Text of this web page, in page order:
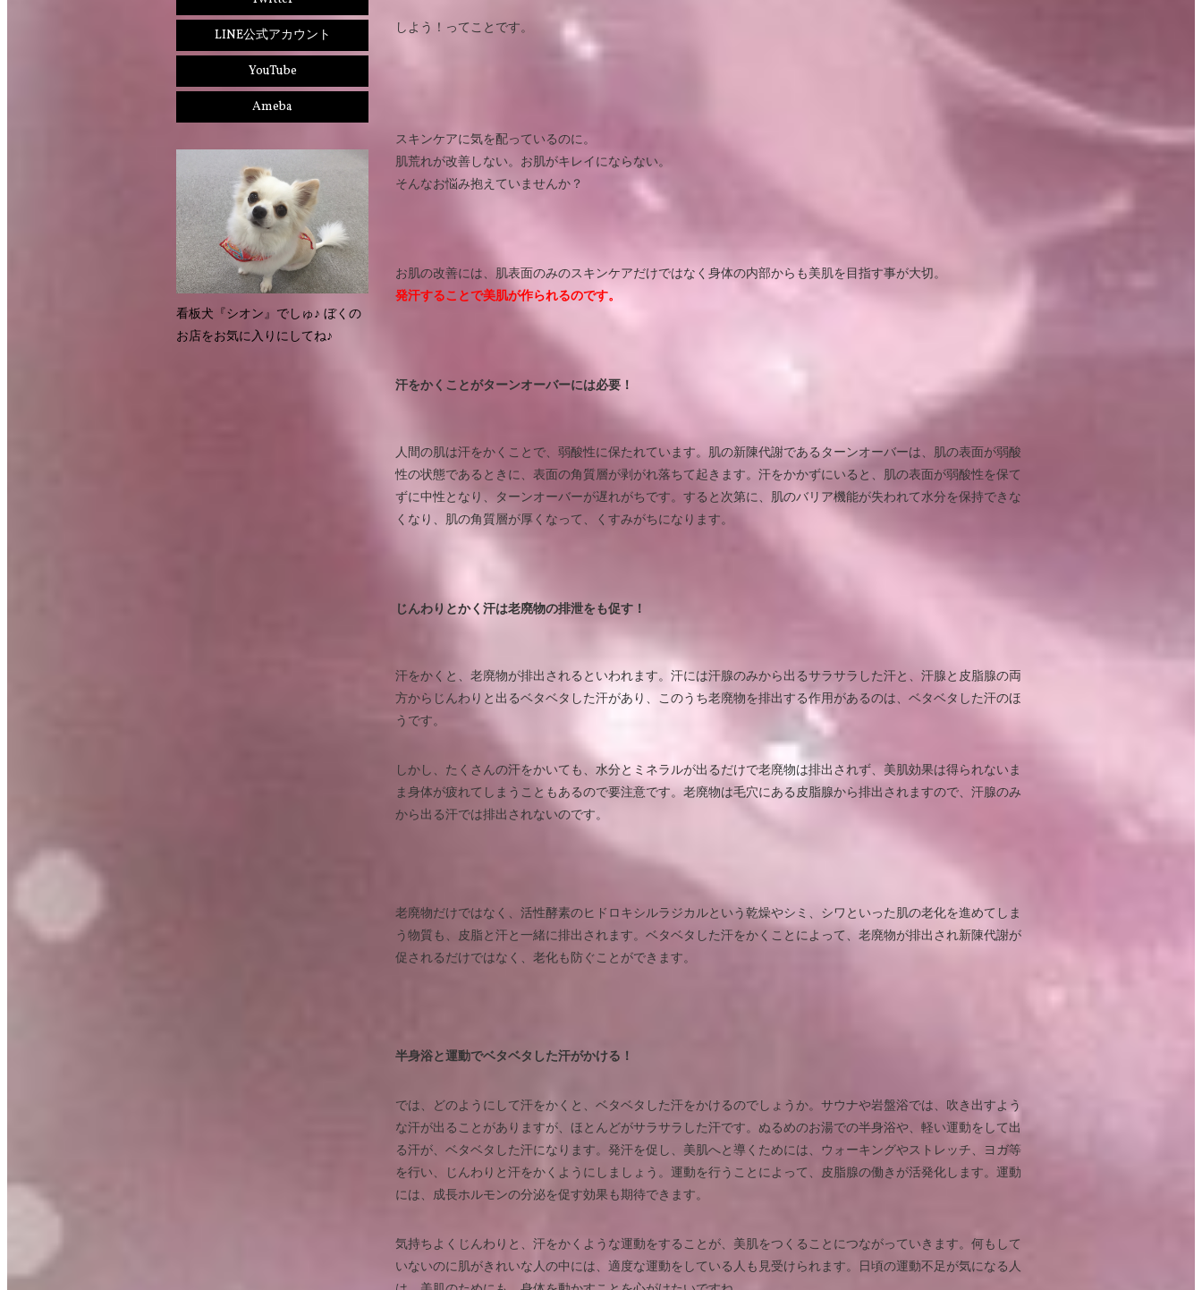
しよう！ってことです。
スキンケアに気を配っているのに。
肌荒れが改善しない。お肌がキレイにならない。
そんなお悩み抱えていませんか？
お肌の改善には、肌表面のみのスキンケアだけではなく身体の内部からも美肌を目指す事が大切。
発汗することで美肌が作られるのです。
汗をかくことがターンオーバーには必要！
人間の肌は汗をかくことで、弱酸性に保たれています。肌の新陳代謝であるターンオーバーは、肌の表面が弱酸
性の状態であるときに、表面の角質層が剥がれ落ちて起きます。汗をかかずにいると、肌の表面が弱酸性を保て
ずに中性となり、ターンオーバーが遅れがちです。すると次第に、肌のバリア機能が失われて水分を保持できな
くなり、肌の角質層が厚くなって、くすみがちになります。
じんわりとかく汗は老廃物の排泄をも促す！
汗をかくと、老廃物が排出されるといわれます。汗には汗腺のみから出るサラサラした汗と、汗腺と皮脂腺の両
方からじんわりと出るベタベタした汗があり、このうち老廃物を排出する作用があるのは、ベタベタした汗のほ
うです。
しかし、たくさんの汗をかいても、水分とミネラルが出るだけで老廃物は排出されず、美肌効果は得られないま
ま身体が疲れてしまうこともあるので要注意です。老廃物は毛穴にある皮脂腺から排出されますので、汗腺のみ
から出る汗では排出されないのです。
老廃物だけではなく、活性酵素のヒドロキシルラジカルという乾燥やシミ、シワといった肌の老化を進めてしま
う物質も、皮脂と汗と一緒に排出されます。ベタベタした汗をかくことによって、老廃物が排出され新陳代謝が
促されるだけではなく、老化も防ぐことができます。
半身浴と運動でベタベタした汗がかける！
では、どのようにして汗をかくと、ベタベタした汗をかけるのでしょうか。サウナや岩盤浴では、吹き出すよう
な汗が出ることがありますが、ほとんどがサラサラした汗です。ぬるめのお湯での半身浴や、軽い運動をして出
る汗が、ベタベタした汗になります。発汗を促し、美肌へと導くためには、ウォーキングやストレッチ、ヨガ等
を行い、じんわりと汗をかくようにしましょう。運動を行うことによって、皮脂腺の働きが活発化します。運動
には、成長ホルモンの分泌を促す効果も期待できます。
気持ちよくじんわりと、汗をかくような運動をすることが、美肌をつくることにつながっていきます。何もして
いないのに肌がきれいな人の中には、適度な運動をしている人も見受けられます。日頃の運動不足が気になる人
LINE公式アカウント
YouTube
Ameba
看板犬『シオン』でしゅ♪ ぼくの
お店をお気に入りにしてね♪